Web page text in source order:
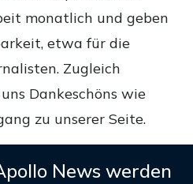
monatlich und geben
etwa für die
Zugleich
Dankeschöns wie
zu unserer Seite.
News werden